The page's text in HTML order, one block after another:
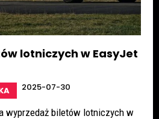
lotniczych w EasyJet
2025-07-30
wyprzedaż biletów lotniczych w